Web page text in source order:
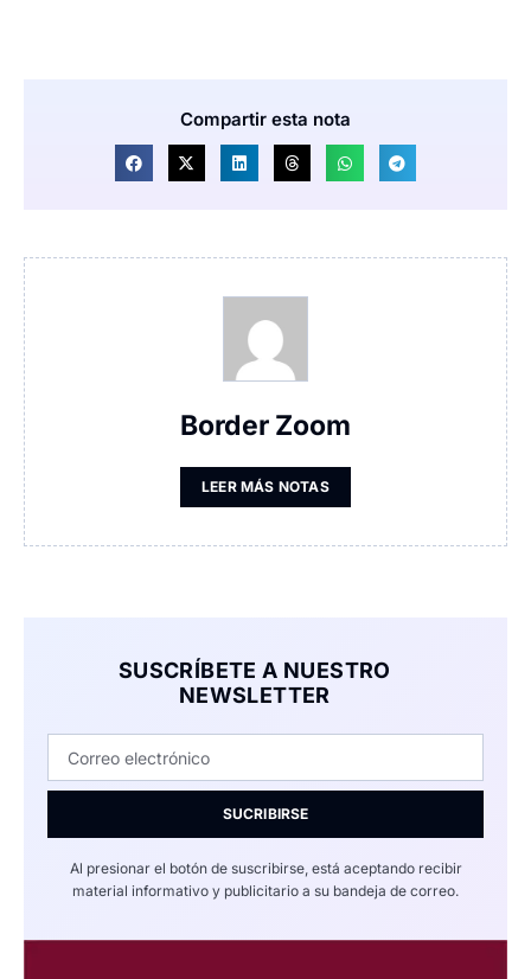
Compartir esta nota
Border Zoom
LEER MÁS NOTAS
SUSCRÍBETE A NUESTRO
NEWSLETTER
SUCRIBIRSE
Al presionar el botón de suscribirse, está aceptando recibir
material informativo y publicitario a su bandeja de correo.